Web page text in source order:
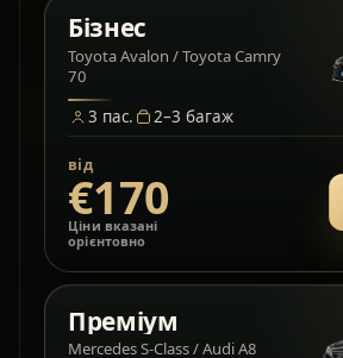
Бізнес
Toyota Avalon / Toyota Camry
70
3 пас. 2–3 багаж
від
€170
Ціни вказані
орієнтовно
Преміум
Mercedes S-Class / Audi A8